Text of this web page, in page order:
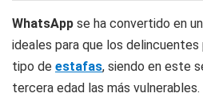
WhatsApp se ha convertido en
ideales para que los
tipo de estafas, siendo en este
tercera edad las más